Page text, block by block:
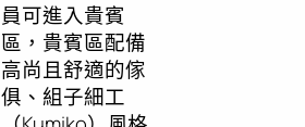
員可進入貴賓
區，貴賓區配備
高尚且舒適的傢
俱、組子細工